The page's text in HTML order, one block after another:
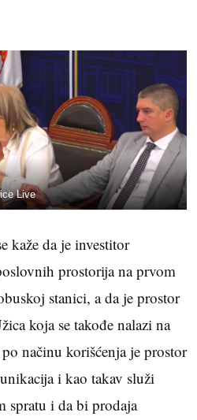
Live
kaže da je investitor
prostorija na prvom
stanici, a da je prostor
koja se takođe nalazi na
načinu korišćenja je prostor
i kao takav služi
spratu i da bi prodaja